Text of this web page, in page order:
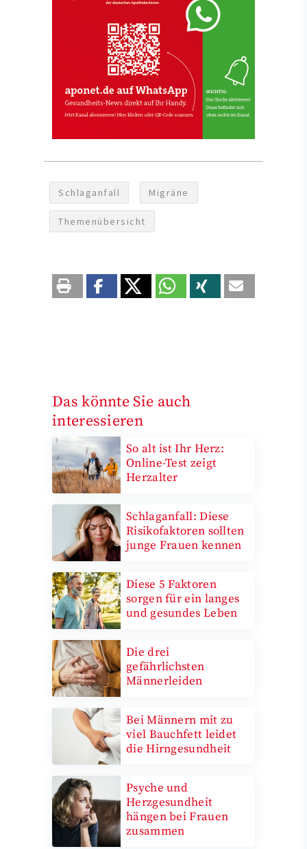
Schlaganfall Migräne
Themenübersicht
Das könnte Sie auch
interessieren
So alt ist Ihr Herz:
Online-Test zeigt
Herzalter
Schlaganfall: Diese
Risikofaktoren sollten
junge Frauen kennen
Diese 5 Faktoren
sorgen für ein langes
und gesundes Leben
Die drei
gefährlichsten
Männerleiden
Bei Männern mit zu
viel Bauchfett leidet
die Hirngesundheit
Psyche und
Herzgesundheit
hängen bei Frauen
zusammen